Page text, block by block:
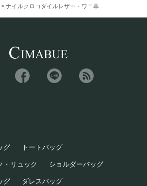
ナイルクロコダイルレザー・ワニ革 ナイルクロコ
グ トートバッグ
・リュック ショルダーバッグ
グ ダレスバッグ